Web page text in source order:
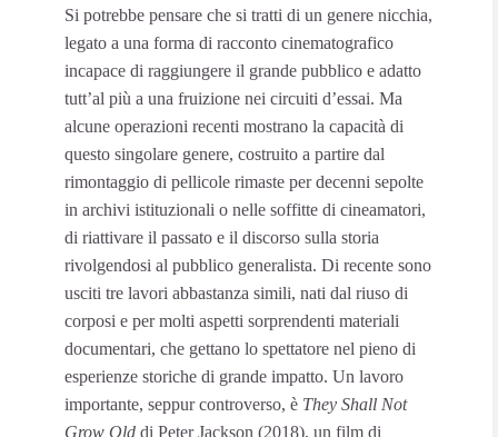
Si potrebbe pensare che si tratti di un genere nicchia,
legato a una forma di racconto cinematografico
incapace di raggiungere il grande pubblico e adatto
tutt’al più a una fruizione nei circuiti d’essai. Ma
alcune operazioni recenti mostrano la capacità di
questo singolare genere, costruito a partire dal
rimontaggio di pellicole rimaste per decenni sepolte
in archivi istituzionali o nelle soffitte di cineamatori,
di riattivare il passato e il discorso sulla storia
rivolgendosi al pubblico generalista. Di recente sono
usciti tre lavori abbastanza simili, nati dal riuso di
corposi e per molti aspetti sorprendenti materiali
documentari, che gettano lo spettatore nel pieno di
esperienze storiche di grande impatto. Un lavoro
importante, seppur controverso, è They Shall Not
Grow Old di Peter Jackson (2018), un film di